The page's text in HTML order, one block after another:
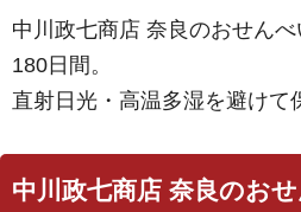
中川政七商店 奈良のおせん
180日間。
直射日光・高温多湿を避けて
中川政七商店 奈良のお